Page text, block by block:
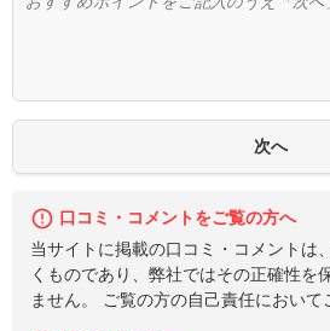
口コミ・コメントをご覧の方へ
当サイトに掲載の口コミ・コメントは
くものであり、弊社ではその正確性を
ません。 ご覧の方の自己責任において